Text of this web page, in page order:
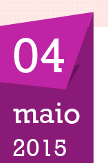
04
maio
2015